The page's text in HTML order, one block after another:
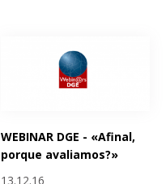
WEBINAR DGE - «Afinal,
porque avaliamos?»
13.12.16